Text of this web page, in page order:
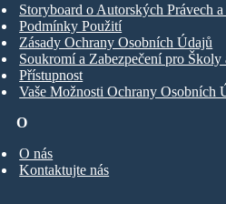
O
O nás
Kontaktujte nás
Storyboard o Autorských Právech a
Podmínky Použití
Zásady Ochrany Osobních Údajů
Soukromí a Zabezpečení pro Školy
Přístupnost
Vaše Možnosti Ochrany Osobních